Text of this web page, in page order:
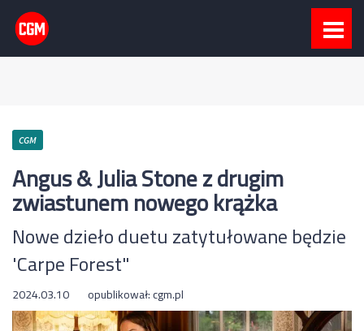
CGM
Angus & Julia Stone z drugim
zwiastunem nowego krążka
Nowe dzieło duetu zatytułowane będzie
'Carpe Forest"
2024.03.10 opublikował:cgm.pl